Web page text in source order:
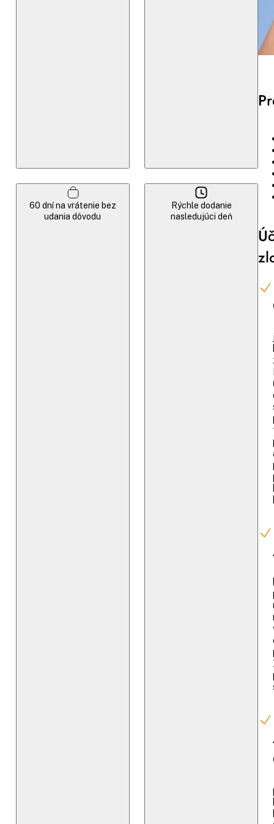
60 dní na vrátenie bez
udania dôvodu
Rýchle dodanie
nasledujúci deň